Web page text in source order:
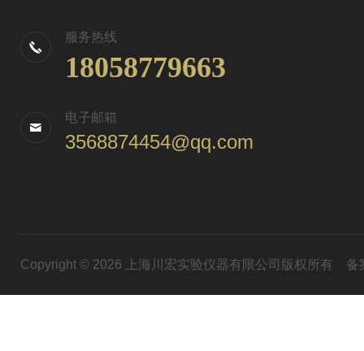
服务热线
18058779663
电子邮箱
3568874454@qq.com
Copyright © 2026 上海川宏实验仪器有限公司版权所有 备